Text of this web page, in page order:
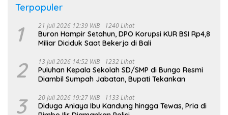
Terpopuler
1 21 Juli 2026 12:39 WIB 1240 Lihat
Buron Hampir Setahun, DPO Korupsi KUR BSI Rp4,8
Miliar Diciduk Saat Bekerja di Bali
2 13 Juli 2026 14:52 WIB 1232 Lihat
Puluhan Kepala Sekolah SD/SMP di Bungo Resmi
Diambil Sumpah Jabatan, Bupati Tekankan
3 20 Juli 2026 19:27 WIB 1133 Lihat
Diduga Aniaya Ibu Kandung hingga Tewas, Pria di